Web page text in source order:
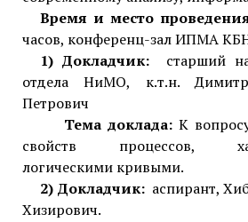
Время и место
часов, конференц-зал ИПМА
1) Докладчик: старший
отдела НиМО, к.т.н.
Петрович
Тема доклада: К
свойств процессов,
логическими кривыми.
2) Докладчик: аспирант,
Хизирович.